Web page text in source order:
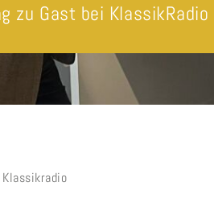
zu Gast bei KlassikRadio